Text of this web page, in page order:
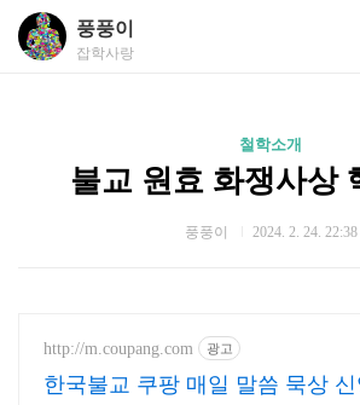
풍풍이
잡학사랑
철학소개
불교 원효 화쟁사상
풍풍이 2024. 2. 24. 22:38
http://m.coupang.com 광고
한국불교 쿠팡 매일 말씀 묵상